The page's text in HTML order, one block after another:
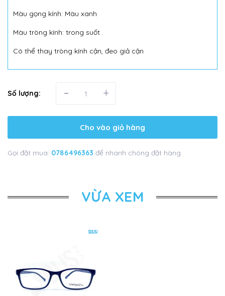
Màu gọng kính: Màu xanh
Màu tròng kính: trong suốt
Có thể thay tròng kính cận, đeo giả cận
Số lượng: - +
Cho vào giỏ hàng
Gọi đặt mua: 0786496363 để nhanh chóng đặt hàng
VỪA XEM